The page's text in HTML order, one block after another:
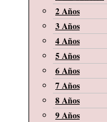
2 Años
3 Años
4 Años
5 Años
6 Años
7 Años
8 Años
9 Años